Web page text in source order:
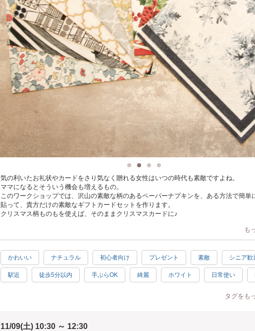
気の利いたお礼状やカードをさり気なく贈れる女性はいつの時代も素敵ですよね。
ママになるとそういう機会も増えるもの。
このワークショップでは、沢山の素敵な柄のあるペーパーナプキンを、ある方法で簡単
貼って、貴方だけの素敵なギフトカードセットを作ります。
クリスマス柄ものもを使えば、そのままクリスマスカードに♪
付箋とは、結婚式の招待状などに入っている小さなカード。
メッセージにこの付箋を添えると、雰囲気もグレードアップ♪
ミニカードの封筒は、透ける紙を使ってカードの柄を活かしたり、封筒の内側にも同柄
細部までこだわって。
も
かわいい ナチュラル 初心者向け プレゼント 素敵 シニア歓
駅近 徒歩5分以内 手ぶらOK 綺麗 ホワイト 日常使い
リース
秋 冬 高級
タグをも
11/09(土) 10:30 ～ 12:30